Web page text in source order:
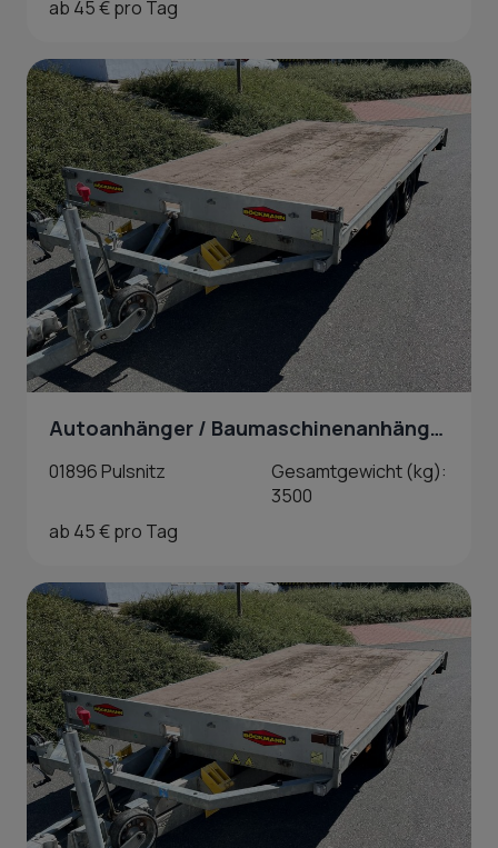
ab 45 € pro Tag
Autoanhänger / Baumaschinenanhänger in Pulsnitz
01896 Pulsnitz
Gesamtgewicht (kg):
3500
ab 45 € pro Tag